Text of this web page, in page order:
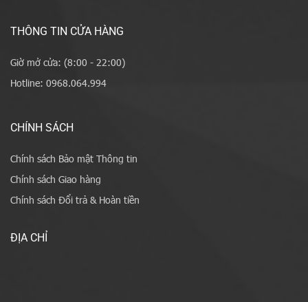
THÔNG TIN CỬA HÀNG
Giờ mở cửa: (8:00 - 22:00)
Hotline: 0968.064.994
CHÍNH SÁCH
Chính sách Bảo mật Thông tin
Chính sách Giao hàng
Chính sách Đổi trả & Hoàn tiền
ĐỊA CHỈ